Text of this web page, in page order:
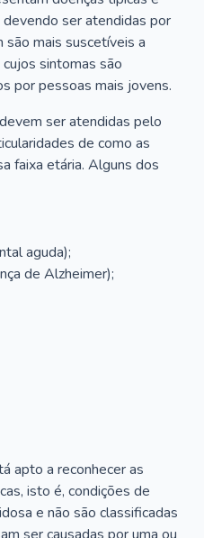
ser atendidas por
mais suscetíveis a
sintomas são
por pessoas mais jovens.
ser atendidas pelo
de como as
faixa etária. Alguns dos
aguda);
de Alzheimer);
apto a reconhecer as
isto é, condições de
e não são classificadas